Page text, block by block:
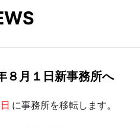
８月１日新事務所へ
に事務所を移転します。